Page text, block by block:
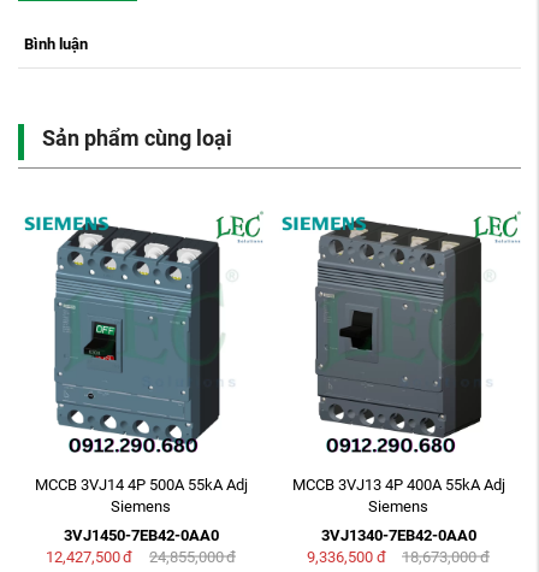
Bình luận
Sản phẩm cùng loại
MCCB 3VJ14 4P 500A 55kA Adj
Siemens
3VJ1450-7EB42-0AA0
12,427,500đ 24,855,000đ
MCCB 3VJ13 4P 400A 55kA Adj
Siemens
3VJ1340-7EB42-0AA0
9,336,500 đ 18,673,000đ